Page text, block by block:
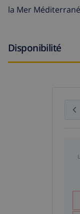
la Mer
Disponibilité